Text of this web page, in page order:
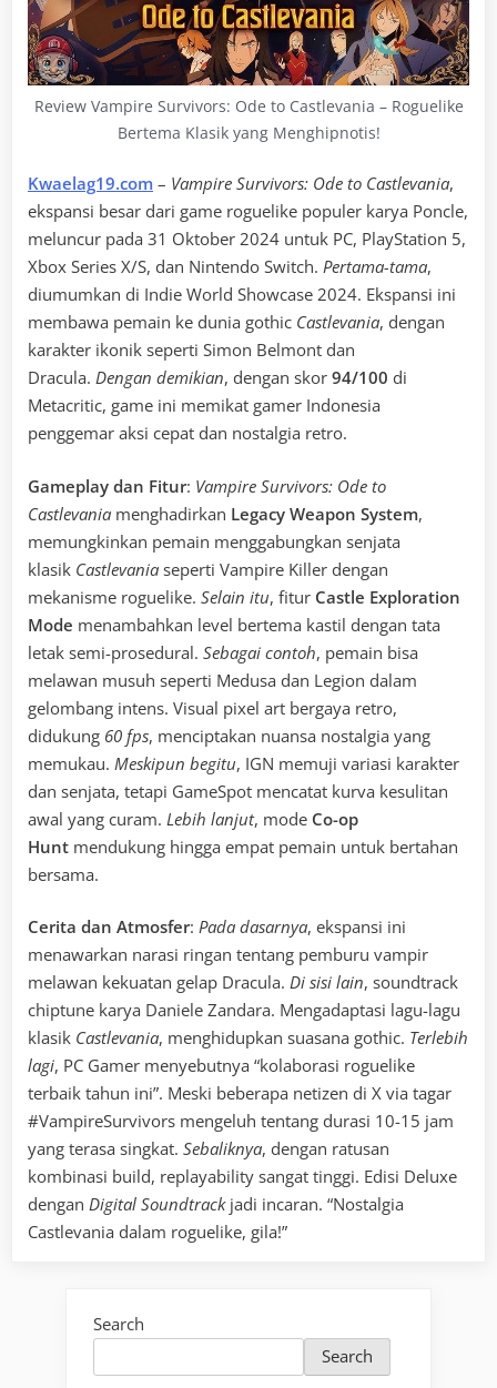
Review Vampire Survivors: Ode to Castlevania – Roguelike
Bertema Klasik yang Menghipnotis!
Kwaelag19.com – Vampire Survivors: Ode to Castlevania,
ekspansi besar dari game roguelike populer karya Poncle,
meluncur pada 31 Oktober 2024 untuk PC, PlayStation 5,
Xbox Series X/S, dan Nintendo Switch. Pertama-tama,
diumumkan di Indie World Showcase 2024. Ekspansi ini
membawa pemain ke dunia gothic Castlevania, dengan
karakter ikonik seperti Simon Belmont dan
Dracula. Dengan demikian, dengan skor 94/100 di
Metacritic, game ini memikat gamer Indonesia
penggemar aksi cepat dan nostalgia retro.
Gameplay dan Fitur: Vampire Survivors: Ode to
Castlevania menghadirkan Legacy Weapon System,
memungkinkan pemain menggabungkan senjata
klasik Castlevania seperti Vampire Killer dengan
mekanisme roguelike. Selain itu, fitur Castle Exploration
Mode menambahkan level bertema kastil dengan tata
letak semi-prosedural. Sebagai contoh, pemain bisa
melawan musuh seperti Medusa dan Legion dalam
gelombang intens. Visual pixel art bergaya retro,
didukung 60 fps, menciptakan nuansa nostalgia yang
memukau. Meskipun begitu, IGN memuji variasi karakter
dan senjata, tetapi GameSpot mencatat kurva kesulitan
awal yang curam. Lebih lanjut, mode Co-op
Hunt mendukung hingga empat pemain untuk bertahan
bersama.
Cerita dan Atmosfer: Pada dasarnya, ekspansi ini
menawarkan narasi ringan tentang pemburu vampir
melawan kekuatan gelap Dracula. Di sisi lain, soundtrack
chiptune karya Daniele Zandara. Mengadaptasi lagu-lagu
klasik Castlevania, menghidupkan suasana gothic. Terlebih
lagi, PC Gamer menyebutnya “kolaborasi roguelike
terbaik tahun ini”. Meski beberapa netizen di X via tagar
#VampireSurvivors mengeluh tentang durasi 10-15 jam
yang terasa singkat. Sebaliknya, dengan ratusan
kombinasi build, replayability sangat tinggi. Edisi Deluxe
dengan Digital Soundtrackjadi incaran. “Nostalgia
Castlevania dalam roguelike, gila!”
Search
Search